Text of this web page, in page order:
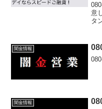
意
タ
ん
が
闇金情報
闇金情報